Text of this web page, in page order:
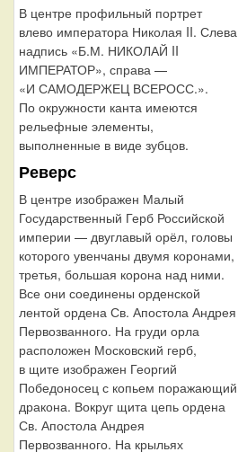
В центре профильный портрет
влево императора Николая II. Слева
надпись «Б.М. НИКОЛАЙ II
ИМПЕРАТОР», справа —
«И САМОДЕРЖЕЦ ВСЕРОСС.».
По окружности канта имеются
рельефные элементы,
выполненные в виде зубцов.
Реверс
В центре изображен Малый
Государственный Герб Российской
империи — двуглавый орёл, головы
которого увенчаны двумя коронами,
третья, большая корона над ними.
Все они соединены орденской
лентой ордена Св. Апостола Андрея
Первозванного. На груди орла
расположен Московский герб,
в щите изображен Георгий
Победоносец с копьем поражающий
дракона. Вокруг щита цепь ордена
Св. Апостола Андрея
Первозванного. На крыльях